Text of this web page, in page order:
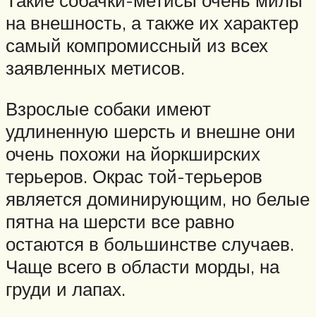
на внешность, а также их характер
самый компромиссный из всех
заявленных метисов.
Взрослые собаки имеют
удлиненную шерсть и внешне они
очень похожи на йоркширских
терьеров. Окрас той-терьеров
является доминирующим, но белые
пятна на шерсти все равно
остаются в большинстве случаев.
Чаще всего в области морды, на
груди и лапах.